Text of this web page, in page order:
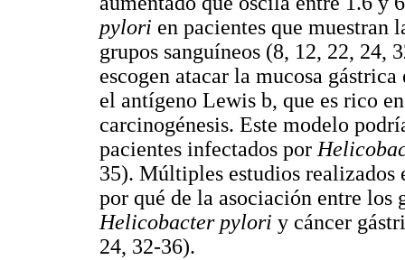
pylori en pacientes que muestran
grupos sanguíneos (8, 12, 22, 24,
escogen atacar la mucosa
el antígeno Lewis b, que es rico
carcinogénesis. Este modelo
pacientes infectados por
35). Múltiples estudios realizados
por qué de la asociación entre los
Helicobacter pylori y cáncer
24, 32-36).